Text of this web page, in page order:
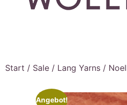
Start / Sale / Lang Yarns /
Angebot!